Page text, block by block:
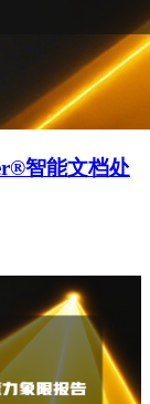
智能文档处